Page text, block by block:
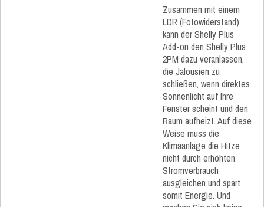
Zusammen mit einem
LDR (Fotowiderstand)
kann der Shelly Plus
Add-on den Shelly Plus
2PM dazu veranlassen,
die Jalousien zu
schließen, wenn direktes
Sonnenlicht auf Ihre
Fenster scheint und den
Raum aufheizt. Auf diese
Weise muss die
Klimaanlage die Hitze
nicht durch erhöhten
Stromverbrauch
ausgleichen und spart
somit Energie. Und